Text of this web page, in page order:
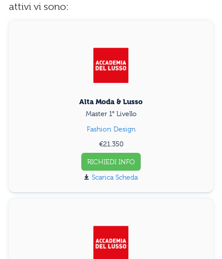
attivi vi sono:
Alta Moda & Lusso
Master 1° Livello
Fashion Design
€21.350
RICHIEDI INFO
Scarica Scheda